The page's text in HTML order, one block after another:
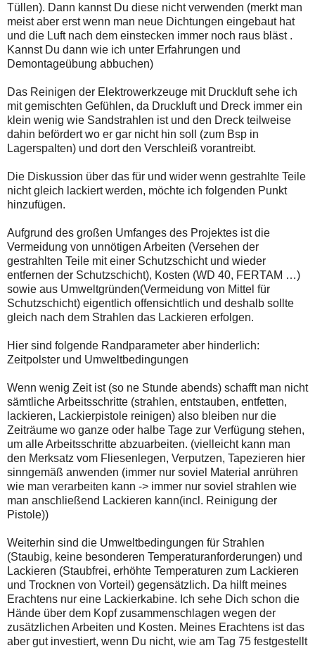
Tüllen). Dann kannst Du diese nicht verwenden (merkt man
meist aber erst wenn man neue Dichtungen eingebaut hat
und die Luft nach dem einstecken immer noch raus bläst .
Kannst Du dann wie ich unter Erfahrungen und
Demontageübung abbuchen)
Das Reinigen der Elektrowerkzeuge mit Druckluft sehe ich
mit gemischten Gefühlen, da Druckluft und Dreck immer ein
klein wenig wie Sandstrahlen ist und den Dreck teilweise
dahin befördert wo er gar nicht hin soll (zum Bsp in
Lagerspalten) und dort den Verschleiß vorantreibt.
Die Diskussion über das für und wider wenn gestrahlte Teile
nicht gleich lackiert werden, möchte ich folgenden Punkt
hinzufügen.
Aufgrund des großen Umfanges des Projektes ist die
Vermeidung von unnötigen Arbeiten (Versehen der
gestrahlten Teile mit einer Schutzschicht und wieder
entfernen der Schutzschicht), Kosten (WD 40, FERTAM …)
sowie aus Umweltgründen(Vermeidung von Mittel für
Schutzschicht) eigentlich offensichtlich und deshalb sollte
gleich nach dem Strahlen das Lackieren erfolgen.
Hier sind folgende Randparameter aber hinderlich:
Zeitpolster und Umweltbedingungen
Wenn wenig Zeit ist (so ne Stunde abends) schafft man nicht
sämtliche Arbeitsschritte (strahlen, entstauben, entfetten,
lackieren, Lackierpistole reinigen) also bleiben nur die
Zeiträume wo ganze oder halbe Tage zur Verfügung stehen,
um alle Arbeitsschritte abzuarbeiten. (vielleicht kann man
den Merksatz vom Fliesenlegen, Verputzen, Tapezieren hier
sinngemäß anwenden (immer nur soviel Material anrühren
wie man verarbeiten kann -> immer nur soviel strahlen wie
man anschließend Lackieren kann(incl. Reinigung der
Pistole))
Weiterhin sind die Umweltbedingungen für Strahlen
(Staubig, keine besonderen Temperaturanforderungen) und
Lackieren (Staubfrei, erhöhte Temperaturen zum Lackieren
und Trocknen von Vorteil) gegensätzlich. Da hilft meines
Erachtens nur eine Lackierkabine. Ich sehe Dich schon die
Hände über dem Kopf zusammenschlagen wegen der
zusätzlichen Arbeiten und Kosten. Meines Erachtens ist das
aber gut investiert, wenn Du nicht, wie am Tag 75 festgestellt